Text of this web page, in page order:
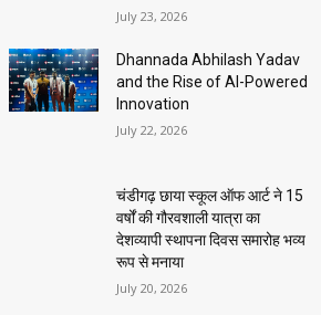
July 23, 2026
Dhannada Abhilash Yadav
and the Rise of AI-Powered
Innovation
July 22, 2026
चंडीगढ़ छाया स्कूल ऑफ आर्ट ने 15
वर्षों की गौरवशाली यात्रा का
देशव्यापी स्थापना दिवस समारोह भव्य
रूप से मनाया
July 20, 2026